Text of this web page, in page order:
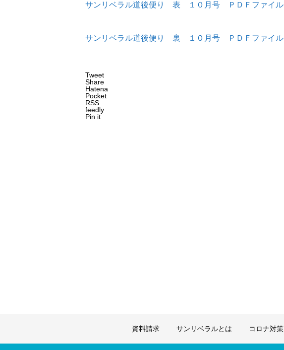
サンリベラル道後便り 表 １０月号 ＰＤＦファイル
サンリベラル道後便り 裏 １０月号 ＰＤＦファイル
Tweet
Share
Hatena
Pocket
RSS
feedly
Pin it
資料請求 サンリベラルとは コロナ対策